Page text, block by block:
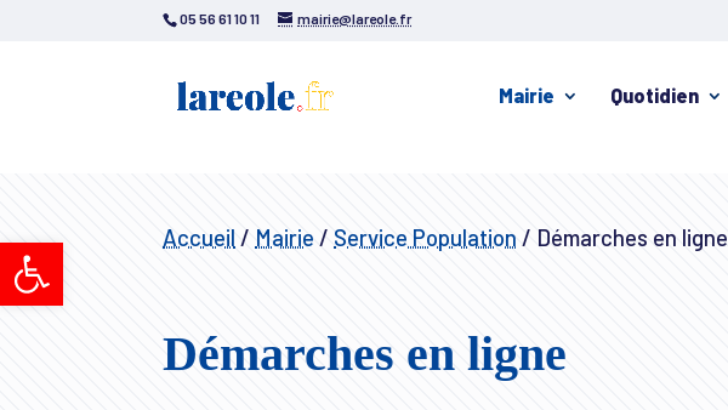
Ouvrir la barre d’outils
05 56 61 10 11 mairie@lareole.fr
Mairie Quotidien
Accueil / Mairie / Service Population / Démarches en ligne
Démarches en ligne